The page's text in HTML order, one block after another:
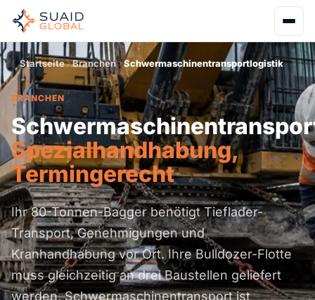
Startseite Branchen Schwermaschinentransportlogistik
BRANCHEN
Spezialhandhabung,
Termingerecht
Ihr 80-Tonnen-Bagger benötigt Tieflader-
Transport, Genehmigungen und
Kranhandhabung vor Ort. Ihre Bulldozer-Flotte
muss gleichzeitig an drei Baustellen geliefert
werden. Schwermaschinentransport ist